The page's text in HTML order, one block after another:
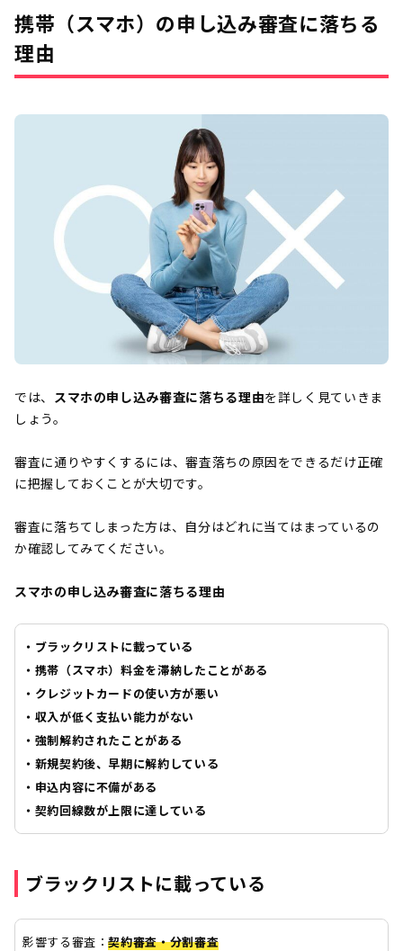
携帯（スマホ）の申し込み審査に落ちる
理由
では、 スマホの申し込み審査に落ちる理由を詳しく見ていきま
しょう。
審査に通りやすくするには、審査落ちの原因をできるだけ正確
に把握しておくことが大切です。
審査に落ちてしまった方は、自分はどれに当てはまっているの
か確認してみてください。
スマホの申し込み審査に落ちる理由
・ブラックリストに載っている
・携帯（スマホ）料金を滞納したことがある
・クレジットカードの使い方が悪い
・収入が低く支払い能力がない
・強制解約されたことがある
・新規契約後、早期に解約している
・申込内容に不備がある
・契約回線数が上限に達している
ブラックリストに載っている
影響する審査：契約審査・分割審査